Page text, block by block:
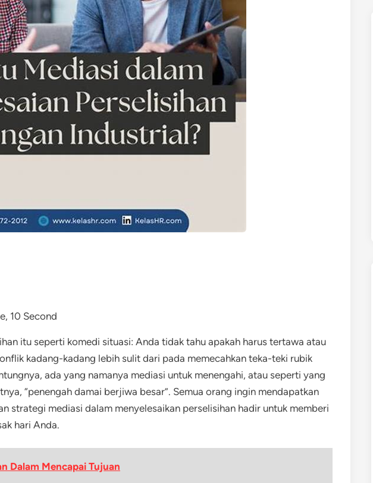
10 Second
itu seperti komedi situasi: Anda tidak tahu apakah harus tertawa atau
kadang-kadang lebih sulit dari pada memecahkan teka-teki rubik
ada yang namanya mediasi untuk menengahi, atau seperti yang
“penengah damai berjiwa besar”. Semua orang ingin mendapatkan
strategi mediasi dalam menyelesaikan perselisihan hadir untuk memberi
hari Anda.
Dalam Mencapai Tujuan